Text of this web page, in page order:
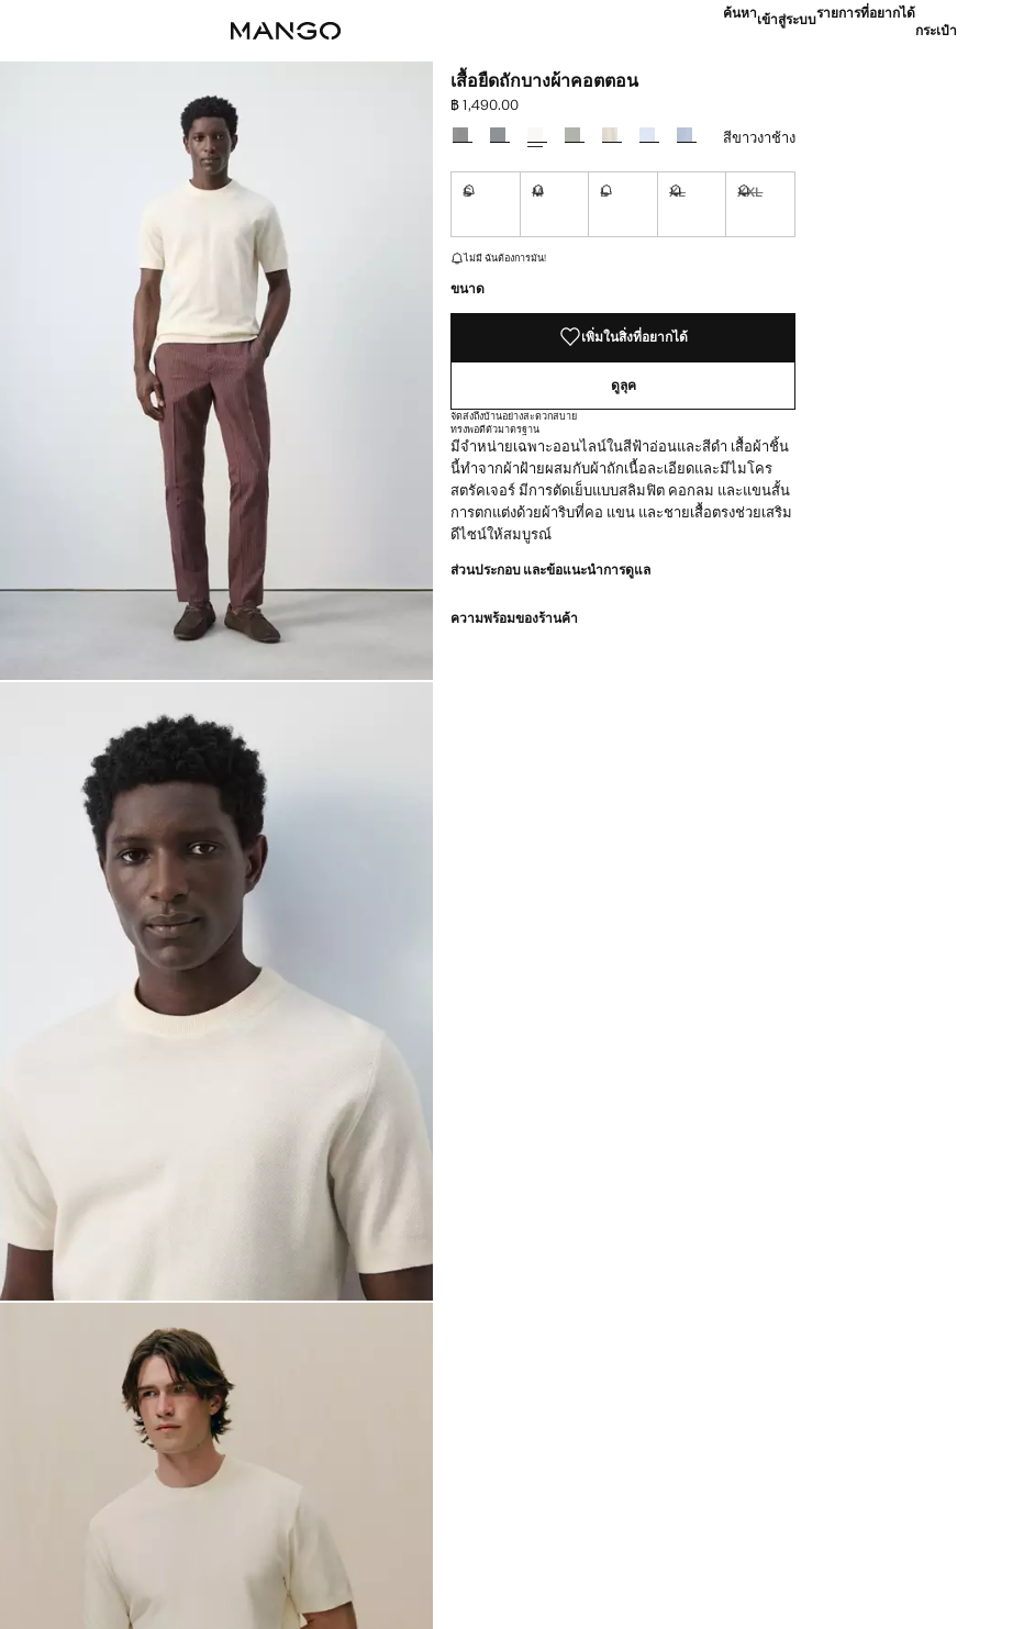
ค้นหาเข้าสู่ระบบรายการที่อยากได้
กระเป๋า
เสื้อยืดถักบางผ้าคอตตอน
ราคาปัจจุบัน [฿ 1,490.00 ]
฿ 1,490.00
เลือกสี
สีขาวงาช้าง
S M L XL XXL
เหลือเพียงไม่กี่ชิ้น!
ไม่มี ฉันต้องการมัน!
ขนาด
เพิ่มในสิ่งที่อยากได้
ดูลุค
จัดส่งถึงบ้านอย่างสะดวกสบาย
ทรงพอดีตัวมาตรฐาน
มีจำหน่ายเฉพาะออนไลน์ในสีฟ้าอ่อนและสีดำ เสื้อผ้าชิ้น
นี้ทำจากผ้าฝ้ายผสมกับผ้าถักเนื้อละเอียดและมีไมโคร
สตรัคเจอร์ มีการตัดเย็บแบบสลิมฟิต คอกลม และแขนสั้น
การตกแต่งด้วยผ้าริบที่คอ แขน และชายเสื้อตรงช่วยเสริม
ดีไซน์ให้สมบูรณ์
ส่วนประกอบ และข้อแนะนำการดูแล
ความพร้อมของร้านค้า